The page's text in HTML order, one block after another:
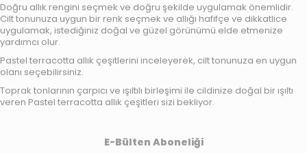
Doğru allık rengini seçmek ve doğru şekilde uygulamak önemlidir.
Cilt tonunuza uygun bir renk seçmek ve allığı hafifçe ve dikkatlice
uygulamak, istediğiniz doğal ve güzel görünümü elde etmenize
yardımcı olur.
Pastel terracotta allık çeşitlerini inceleyerek, cilt tonunuza en uygun
olanı seçebilirsiniz.
Toprak tonlarının çarpıcı ve ışıltılı birleşimi ile cildinize doğal bir ışıltı
veren Pastel terracotta allık çeşitleri sizi bekliyor.
E-Bülten Aboneliği